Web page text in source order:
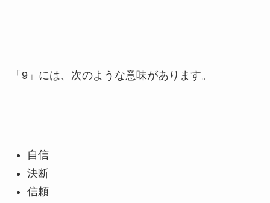
「9」には、次のような意味があります。
自信
決断
信頼